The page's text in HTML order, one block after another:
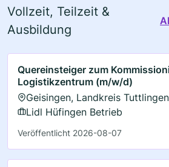
Vollzeit, Teilzeit &
Ausbildung
Quereinsteiger zum
Logistikzentrum (m/w/d)
Geisingen, Landkreis Tuttlingen
Lidl Hüfingen Betrieb
Veröffentlicht 2026-08-07